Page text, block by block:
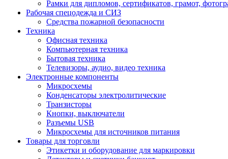
Рамки для дипломов, сертификатов, грамот,
Рабочая спецодежда и СИЗ
Средства пожарной безопасности
Техника
Офисная техника
Компьютерная техника
Бытовая техника
Телевизоры, аудио, видео техника
Электронные компоненты
Микросхемы
Конденсаторы электролитические
Транзисторы
Кнопки, выключатели
Разъемы USB
Микросхемы для источников питания
Товары для торговли
Этикетки и оборудование для маркировки